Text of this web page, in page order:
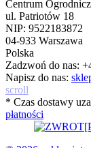
Centrum
ul. Patriotów 18
NIP: 9522183872
04-933 Warszawa
Polska
Zadzwoń do nas:
Napisz do nas:
scroll
* Czas dostawy
płatności